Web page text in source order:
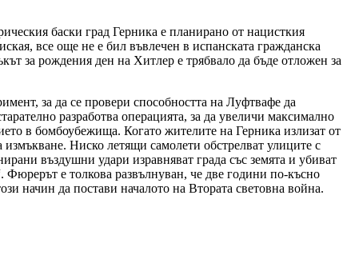
баски град Герника е планирано от нацисткия
все още не е бил въвлечен в испанската гражданска
за рождения ден на Хитлер е трябвало да бъде отложен за
за да се провери способността на Луфтвафе да
разработва операцията, за да увеличи максимално
в бомбоубежища. Когато жителите на Герника излизат от
измъкване. Ниско летящи самолети обстрелват улиците с
въздушни удари изравняват града със земята и убиват
е толкова развълнуван, че две години по-късно
начин да постави началото на Втората световна война.